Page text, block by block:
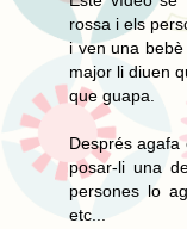
rossa i els
i ven una
major li diuen
que guapa.
Després
posar-li una
persones lo
etc...